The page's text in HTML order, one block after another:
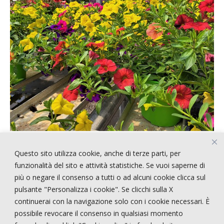
Questo sito utilizza cookie, anche di terze parti, per
funzionalità del sito e attività statistiche. Se vuoi saperne di
più o negare il consenso a tutti o ad alcuni cookie clicca sul
pulsante "Personalizza i cookie". Se clicchi sulla X
continuerai con la navigazione solo con i cookie necessari. È
possibile revocare il consenso in qualsiasi momento
ARTICOLI RECENTI
!!!!! CERCASI PERSONALE !!!!
STRANGE STYLE
NEPENTHES